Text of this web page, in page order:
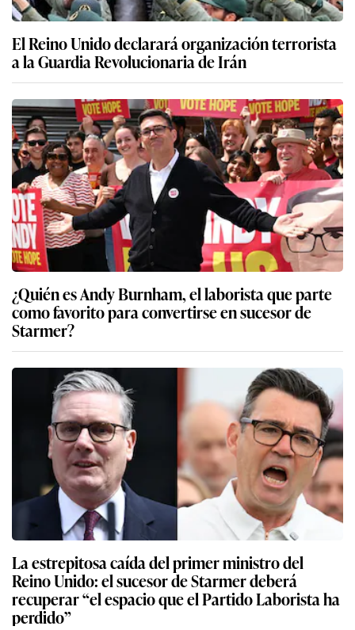
El Reino Unido declarará organización terrorista
a la Guardia Revolucionaria de Irán
¿Quién es Andy Burnham, el laborista que parte
como favorito para convertirse en sucesor de
Starmer?
La estrepitosa caída del primer ministro del
Reino Unido: el sucesor de Starmer deberá
recuperar “el espacio que el Partido Laborista ha
perdido”